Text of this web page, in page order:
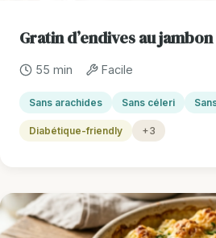
Gratin d’endives au
55 min Facile
Sans arachides Sans céleri
Diabétique-friendly +3